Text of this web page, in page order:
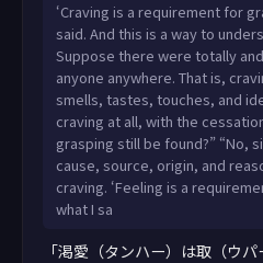
taṇhāya asati taṇhānirodhā
paññāyethā”ti? “No hetaṁ,
eseva hetu etaṁ nidānaṁ esa
upādānassa, yadidaṁ taṇhā.
‘Craving is a requirement for
said. And this is a way to
Suppose there were totally
anyone anywhere. That is,
smells, tastes, touches, and
craving at all, with the
grasping still be found?” “No,
cause, source, origin, and
craving. ‘Feeling is a
what I sa
「渇愛（タンハー）は取（ウ